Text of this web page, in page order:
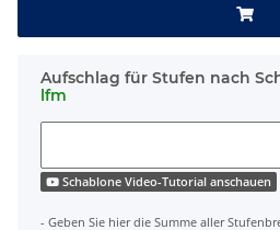
Aufschlag für Stufen nach
lfm
Schablone Video-Tutorial anschauen
- Geben Sie hier die Summe aller